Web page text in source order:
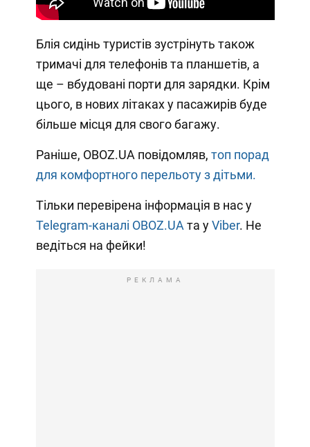
Блія сидінь туристів зустрінуть також
тримачі для телефонів та планшетів, а
ще – вбудовані порти для зарядки. Крім
цього, в нових літаках у пасажирів буде
більше місця для свого багажу.
Раніше, OBOZ.UA повідомляв, топ порад
для комфортного перельоту з дітьми.
Тільки перевірена інформація в нас у
Telegram-каналі OBOZ.UAта уViber. Не
ведіться на фейки!
РЕКЛАМА